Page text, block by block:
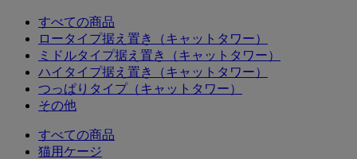
すべての商品
ロータイプ据え置き（キャットタワー）
ミドルタイプ据え置き（キャットタワー）
ハイタイプ据え置き（キャットタワー）
つっぱりタイプ（キャットタワー）
その他
すべての商品
猫用ケージ